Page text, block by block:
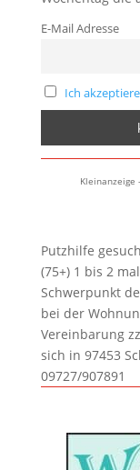
E-Mail Adresse
Ich
Kleinanzeige
Putzhilfe
(75+) 1 bis 2
Schwerpunkt
bei der
Vereinbarung
sich in 97453
09727/907891